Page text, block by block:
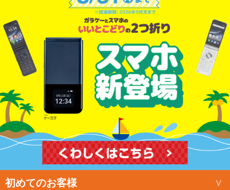
初めてのお客様